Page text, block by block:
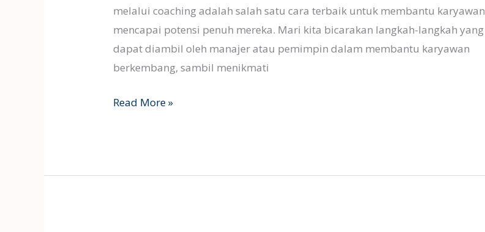
melalui coaching adalah salah satu cara terbaik untuk membantu karyawan
mencapai potensi penuh mereka. Mari kita bicarakan langkah-langkah yang
dapat diambil oleh manajer atau pemimpin dalam membantu karyawan
berkembang, sambil menikmati
Read More »